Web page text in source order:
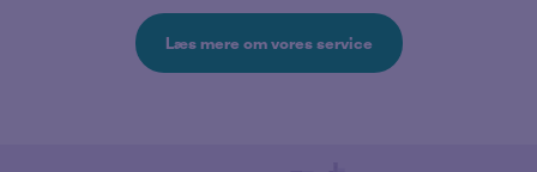
Læs mere om vores service